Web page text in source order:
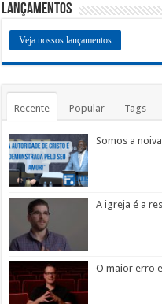
Lançamentos
Veja nossos lançamentos
Recente Popular Tags
Somos a
A igreja é a
O maior erro